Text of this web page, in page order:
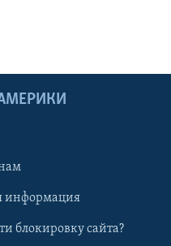
информация
блокировку сайта?